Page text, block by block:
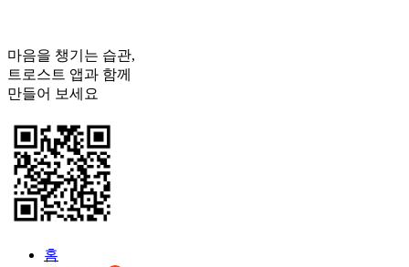
마음을 챙기는 습관,
트로스트 앱과 함께
만들어 보세요
홈